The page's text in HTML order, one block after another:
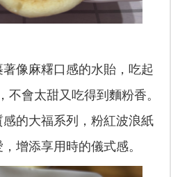
像麻糬口感的水貽，吃起
不會太甜又吃得到麵粉香。
的大福系列，粉紅波浪紙
增添享用時的儀式感。